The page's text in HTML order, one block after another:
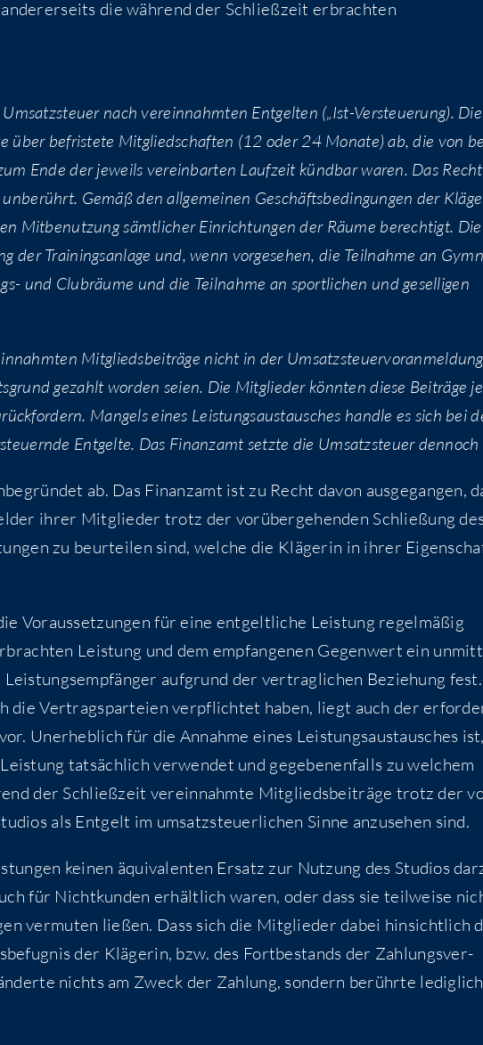
die wäh­rend der Schließ­zeit erbrach­ten
nach ver­ein­nahm­ten Ent­gel­ten („Ist-Ver­steue­rung). Die
über befris­te­te Mit­glied­schaf­ten (12 oder 24 Mona­te) ab, die von
Ende der jeweils ver­ein­bar­ten Lauf­zeit künd­bar waren. Das
Gemäß den all­ge­mei­nen Geschäfts­be­din­gun­gen der
Mit­be­nut­zung sämt­li­cher Ein­rich­tun­gen der Räu­me berech­tigt. Die
der Trai­nings­an­la­ge und, wenn vor­ge­se­hen, die Teil­nah­me an
und Club­räu­me und die Teil­nah­me an sport­li­chen und gesel­li­gen
Mit­glieds­bei­trä­ge nicht in der
gezahlt wor­den sei­en. Die Mit­glie­der könn­ten die­se Bei­trä­ge
Man­gels eines Leis­tungs­aus­tau­sches hand­le es sich bei
Ent­gel­te. Das Finanz­amt setz­te die Umsatz­steu­er den­noch
ab. Das Finanz­amt ist zu Recht davon aus­ge­gan­gen,
ihrer Mit­glie­der trotz der vor­über­ge­hen­den Schlie­ßung des
zu beur­tei­len sind, wel­che die Klä­ge­rin in ihrer
Vor­aus­set­zun­gen für eine ent­gelt­li­che Leis­tung regel­mä­ßig
Leis­tung und dem emp­fan­ge­nen Gegen­wert ein
auf­grund der ver­trag­li­chen Bezie­hung
die Ver­trags­par­tei­en ver­pflich­tet haben, liegt auch der
Uner­heb­lich für die Annah­me eines Leis­tungs­aus­tau­sches
tat­säch­lich ver­wen­det und gege­be­nen­falls zu wel­chem
der Schließ­zeit ver­ein­nahm­te Mit­glieds­bei­trä­ge trotz der
als Ent­gelt im umsatz­steu­er­li­chen Sin­ne anzu­se­hen sind.
kei­nen äqui­va­len­ten Ersatz zur Nut­zung des Stu­di­os
für Nicht­kun­den erhält­lich waren, oder dass sie teil­wei­se
ver­mu­ten lie­ßen. Dass sich die Mit­glie­der dabei hin­sicht­lich
der Klä­ge­rin, bzw. des Fort­be­stands der Zah­lungs­ver­
nichts am Zweck der Zah­lung, son­dern berühr­te ledig­lich